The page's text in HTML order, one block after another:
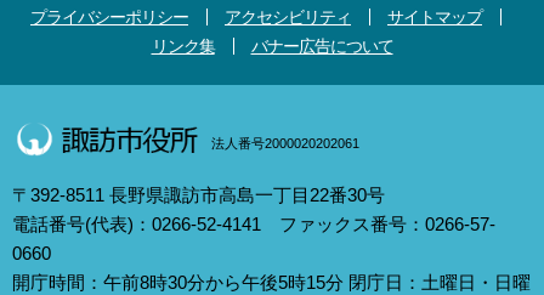
プライバシーポリシー
アクセシビリティ
サイトマップ
リンク集
バナー広告について
法人番号2000020202061
〒392-8511 長野県諏訪市高島一丁目22番30号
電話番号(代表)：0266-52-4141 ファックス番号：0266-57-
0660
開庁時間：午前8時30分から午後5時15分 閉庁日：土曜日・日曜